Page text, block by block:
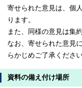
寄せられた意見は、個
ります。
また、同様の意見は集
なお、寄せられた意見
らかじめご了承ください
資料の備え付け場所